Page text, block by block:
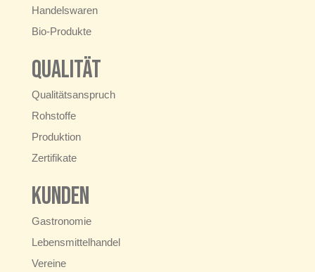
Handelswaren
Bio-Produkte
Qualität
Qualitätsanspruch
Rohstoffe
Produktion
Zertifikate
Kunden
Gastronomie
Lebensmittelhandel
Vereine